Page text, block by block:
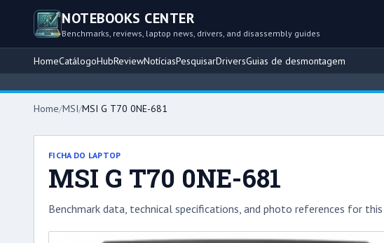
NOTEBOOKS CENTER
Benchmarks, reviews, laptop news, drivers, and disassembly guides
HomeCatálogoHubReviewNotíciasPesquisarDriversGuias de desmontagem
Home/MSI/MSI G T70 0NE-681
FICHA DO LAPTOP
MSI G T70 0NE-681
Benchmark data, technical specifications, and photo references for